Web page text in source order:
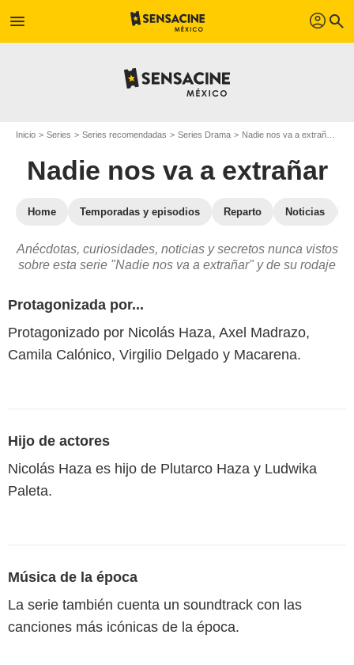
menu profil search
Inicio Series Series recomendadas Series Drama Nadie nos va a extrañar
Nadie nos va a extrañar
Home Temporadas y episodios Reparto Noticias
Anécdotas, curiosidades, noticias y secretos nunca vistos
sobre esta serie "Nadie nos va a extrañar" y de su rodaje
Protagonizada por...
Protagonizado por Nicolás Haza, Axel Madrazo,
Camila Calónico, Virgilio Delgado y Macarena.
Hijo de actores
Nicolás Haza es hijo de Plutarco Haza y Ludwika
Paleta.
Música de la época
La serie también cuenta un soundtrack con las
canciones más icónicas de la época.